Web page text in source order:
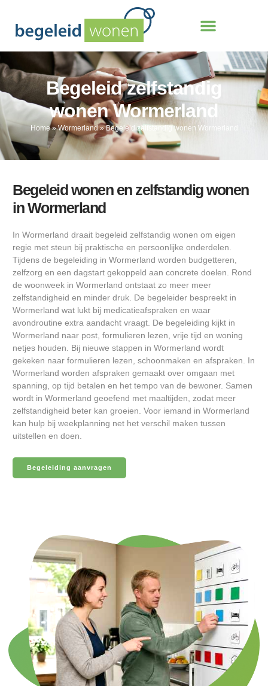
Begeleid zelfstandig
wonen Wormerland
Home»Wormerland»Begeleid zelfstandig wonen Wormerland
Begeleid wonen en zelfstandig wonen
in Wormerland
In Wormerland draait begeleid zelfstandig wonen om eigen
regie met steun bij praktische en persoonlijke onderdelen.
Tijdens de begeleiding in Wormerland worden budgetteren,
zelfzorg en een dagstart gekoppeld aan concrete doelen. Rond
de woonweek in Wormerland ontstaat zo meer meer
zelfstandigheid en minder druk. De begeleider bespreekt in
Wormerland wat lukt bij medicatieafspraken en waar
avondroutine extra aandacht vraagt. De begeleiding kijkt in
Wormerland naar post, formulieren lezen, vrije tijd en woning
netjes houden. Bij nieuwe stappen in Wormerland wordt
gekeken naar formulieren lezen, schoonmaken en afspraken. In
Wormerland worden afspraken gemaakt over omgaan met
spanning, op tijd betalen en het tempo van de bewoner. Samen
wordt in Wormerland geoefend met maaltijden, zodat meer
zelfstandigheid beter kan groeien. Voor iemand in Wormerland
kan hulp bij weekplanning net het verschil maken tussen
uitstellen en doen.
Begeleiding aanvragen